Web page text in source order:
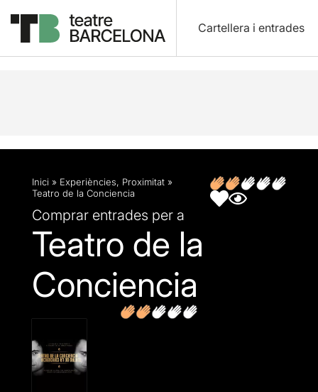
Cartellera i entrades
Descripció Fitxa artística
Inici » Experiències, Proximitat »
Teatro de la Conciencia
Comprar entrades per a
Teatro de la
Conciencia